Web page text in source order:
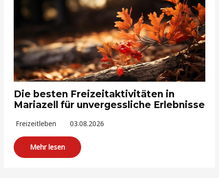
Die besten Freizeitaktivitäten in
Mariazell für unvergessliche Erlebnisse
Freizeitleben 03.08.2026
Mehr lesen